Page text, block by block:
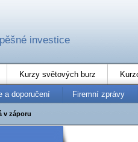
investice
Kurzy světových burz
a doporučení Firemní zprávy
v záporu